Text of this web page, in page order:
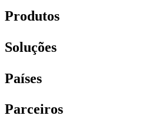
Produtos​​
Soluções​​
Países​​
Parceiros​​